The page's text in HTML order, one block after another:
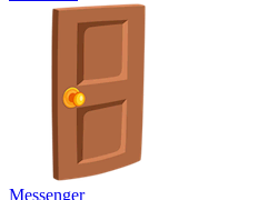
Messenger